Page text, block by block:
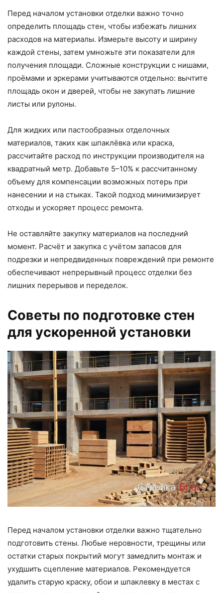
Перед началом установки отделки важно точно
определить площадь стен, чтобы избежать лишних
расходов на материалы. Измерьте высоту и ширину
каждой стены, затем умножьте эти показатели для
получения площади. Сложные конструкции с нишами,
проёмами и эркерами учитываются отдельно: вычтите
площадь окон и дверей, чтобы не закупать лишние
листы или рулоны.
Для жидких или пастообразных отделочных
материалов, таких как шпаклёвка или краска,
рассчитайте расход по инструкции производителя на
квадратный метр. Добавьте 5–10% к рассчитанному
объему для компенсации возможных потерь при
нанесении и на стыках. Такой подход минимизирует
отходы и ускоряет процесс ремонта.
Не оставляйте закупку материалов на последний
момент. Расчёт и закупка с учётом запасов для
подрезки и непредвиденных повреждений при ремонте
обеспечивают непрерывный процесс отделки без
лишних перерывов и переделок.
Советы по подготовке стен
для ускоренной установки
Перед началом установки отделки важно тщательно
подготовить стены. Любые неровности, трещины или
остатки старых покрытий могут замедлить монтаж и
ухудшить сцепление материалов. Рекомендуется
удалить старую краску, обои и шпаклевку в местах с